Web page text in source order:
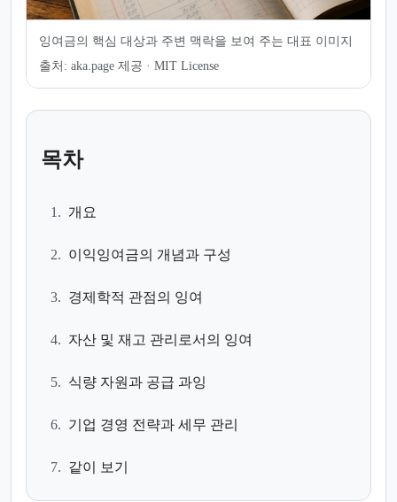
잉여금의 핵심 대상과 주변 맥락을 보여 주는 대표 이미지
출처: aka.page 제공 · MIT License
목차
1. 개요
2. 이익잉여금의 개념과 구성
3. 경제학적 관점의 잉여
4. 자산 및 재고 관리로서의 잉여
5. 식량 자원과 공급 과잉
6. 기업 경영 전략과 세무 관리
7. 같이 보기